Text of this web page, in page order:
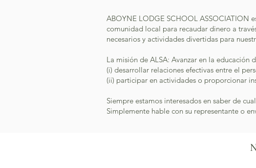
ABOYNE LODGE SCHOOL ASSOCIATION
comunidad local para recaudar dinero a
necesarios y actividades divertidas para
La misión de ALSA: Avanzar en la
(i) desarrollar relaciones efectivas entre el
(ii) participar en actividades o proporcionar
Siempre estamos interesados en saber de
Simplemente hable con su representante o